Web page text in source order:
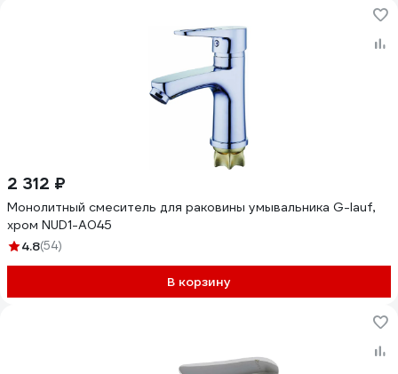
2 312 ₽
Монолитный смеситель для раковины умывальника G-lauf,
хром NUD1-A045
4.8(54)
В корзину